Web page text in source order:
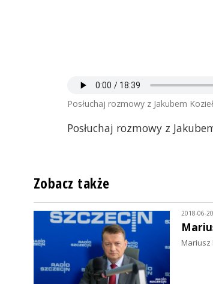
Posłuchaj rozmowy z Jakubem
Posłuchaj rozmowy z
Zobacz także
2018-06-
Mariusz